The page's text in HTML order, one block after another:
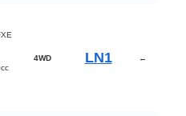
4WD LN1 ←